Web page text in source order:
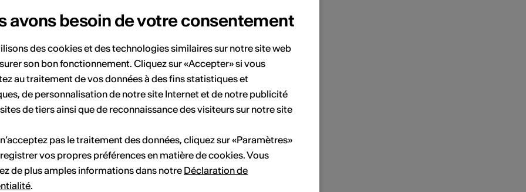
le chapiteau
sous le chapiteau
Eischoll sous le chapiteau
la tente de fête
sous la tente de fête
de fête
à la fête des musiques de district à
avons besoin de votre consentement
des cookies et des technologies similaires sur notre site web
son bon fonctionnement. Cliquez sur «Accepter» si vous
au traitement de vos données à des fins statistiques et
de personnalisation de notre site Internet et de notre publicité
de tiers ainsi que de reconnaissance des visiteurs sur notre site
pas le traitement des données, cliquez sur «Paramètres»
vos propres préférences en matière de cookies. Vous
de plus amples informations dans notre Déclaration de
.